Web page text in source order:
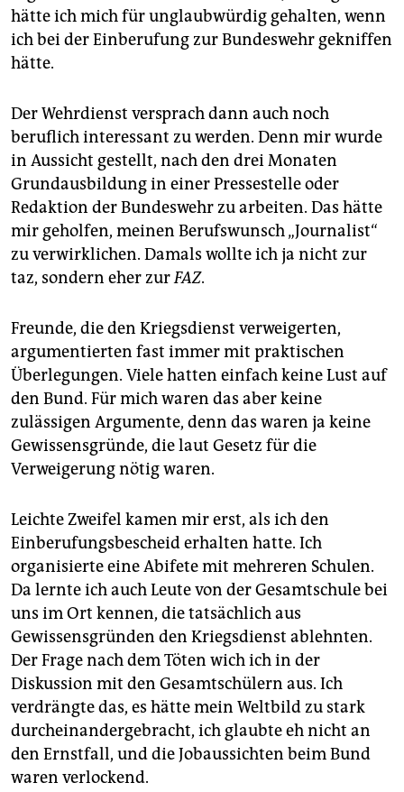
hätte ich mich für unglaubwürdig gehalten, wenn
ich bei der Einberufung zur Bundeswehr gekniffen
hätte.
Der Wehrdienst versprach dann auch noch
beruflich interessant zu werden. Denn mir wurde
in Aussicht gestellt, nach den drei Monaten
Grundausbildung in einer Pressestelle oder
Redaktion der Bundeswehr zu arbeiten. Das hätte
mir geholfen, meinen Berufswunsch „Journalist“
zu verwirklichen. Damals wollte ich ja nicht zur
taz, sondern eher zurFAZ.
Freunde, die den Kriegsdienst verweigerten,
argumentierten fast immer mit praktischen
Überlegungen. Viele hatten einfach keine Lust auf
den Bund. Für mich waren das aber keine
zulässigen Argumente, denn das waren ja keine
Gewissensgründe, die laut Gesetz für die
Verweigerung nötig waren.
Leichte Zweifel kamen mir erst, als ich den
Einberufungsbescheid erhalten hatte. Ich
organisierte eine Abifete mit mehreren Schulen.
Da lernte ich auch Leute von der Gesamtschule bei
uns im Ort kennen, die tatsächlich aus
Gewissensgründen den Kriegsdienst ablehnten.
Der Frage nach dem Töten wich ich in der
Diskussion mit den Gesamtschülern aus. Ich
verdrängte das, es hätte mein Weltbild zu stark
durcheinandergebracht, ich glaubte eh nicht an
den Ernstfall, und die Jobaussichten beim Bund
waren verlockend.